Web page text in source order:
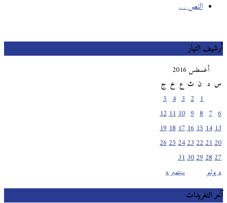
النص …
أرشيف التيار
أغسطس 2016
س
ث خ ج
« يوليو سبتمبر »
10
11
12
13
14
15
16
17
18
19
20
21
22
23
24
25
26
27
28
29
30
31
آخر التغريدات